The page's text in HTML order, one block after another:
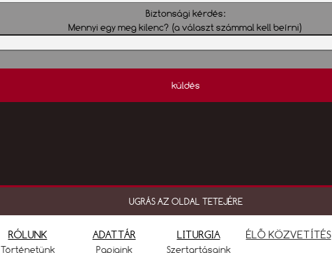
Biztonsági kérdés:
Mennyi egy meg kilenc? (a választ számmal kell beírni)
küldés
UGRÁS AZ OLDAL TETEJÉRE
RÓLUNK
Történetünk
ADATTÁR
Papjaink
LITURGIA
Szertartásaink
ÉLŐ KÖZVETÍTÉS